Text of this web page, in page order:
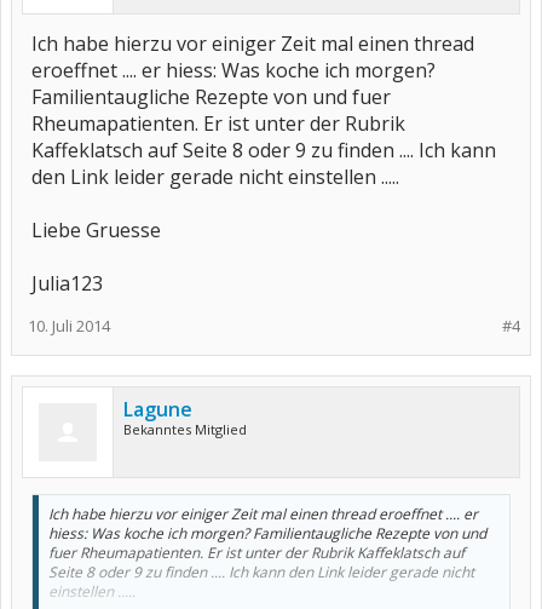
Ich habe hierzu vor einiger Zeit mal einen thread
eroeffnet .... er hiess: Was koche ich morgen?
Familientaugliche Rezepte von und fuer
Rheumapatienten. Er ist unter der Rubrik
Kaffeklatsch auf Seite 8 oder 9 zu finden .... Ich kann
den Link leider gerade nicht einstellen .....
Liebe Gruesse
Julia123
#4
10. Juli 2014
Lagune
Bekanntes Mitglied
Ich habe hierzu vor einiger Zeit mal einen thread eroeffnet .... er
hiess: Was koche ich morgen? Familientaugliche Rezepte von und
fuer Rheumapatienten. Er ist unter der Rubrik Kaffeklatsch auf
Seite 8 oder 9 zu finden .... Ich kann den Link leider gerade nicht
einstellen .....